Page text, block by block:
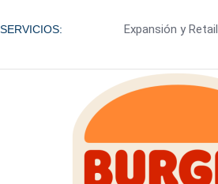
SERVICIOS: Expansión y Retail